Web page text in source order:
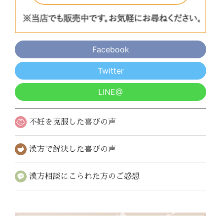
Facebook
Twitter
LINE@
不妊を克服した喜びの声
漢方で解決した喜びの声
漢方相談にこられた方のご感想